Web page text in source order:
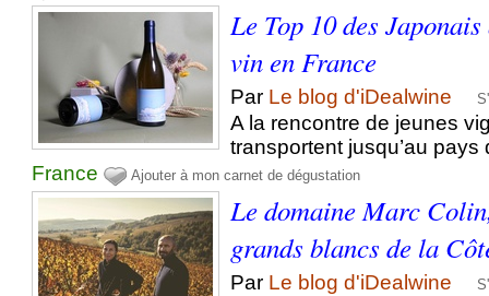
Le Top 10 des
vin en France
Par Le blog d'iDealwine
A la rencontre de jeunes
transportent jusqu’au pays
France
Ajouter à mon carnet de dégustation
Le domaine Marc
grands blancs de la
Par Le blog d'iDealwine